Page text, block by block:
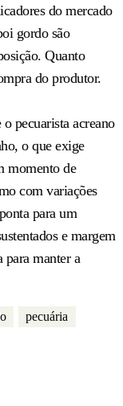
do mercado
gordo são
Quanto
do produtor.
pecuarista acreano
o que exige
momento de
com variações
para um
e margem
para manter a
pecuária